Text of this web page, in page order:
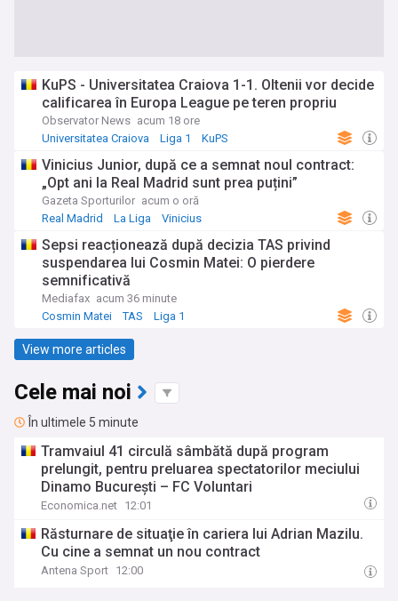
KuPS - Universitatea Craiova 1-1. Oltenii vor decide
calificarea în Europa League pe teren propriu
Observator News acum 18 ore
Universitatea Craiova
Liga 1 KuPS
Vinicius Junior, după ce a semnat noul contract:
„Opt ani la Real Madrid sunt prea puțini”
Gazeta Sporturilor acum o oră
Real Madrid
La Liga Vinicius
Sepsi reacționează după decizia TAS privind
suspendarea lui Cosmin Matei: O pierdere
semnificativă
Mediafax acum 36 minute
Cosmin Matei
TAS Liga 1
View more articles
Cele mai noi
În ultimele 5 minute
Tramvaiul 41 circulă sâmbătă după program
prelungit, pentru preluarea spectatorilor meciului
Dinamo București – FC Voluntari
Economica.net 12:01
Răsturnare de situaţie în cariera lui Adrian Mazilu.
Cu cine a semnat un nou contract
Antena Sport 12:00